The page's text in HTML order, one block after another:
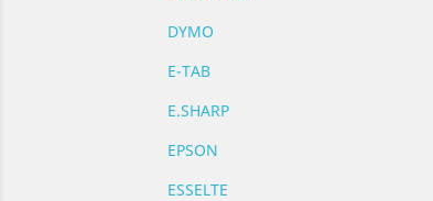
DYMO
E-TAB
E.SHARP
EPSON
ESSELTE